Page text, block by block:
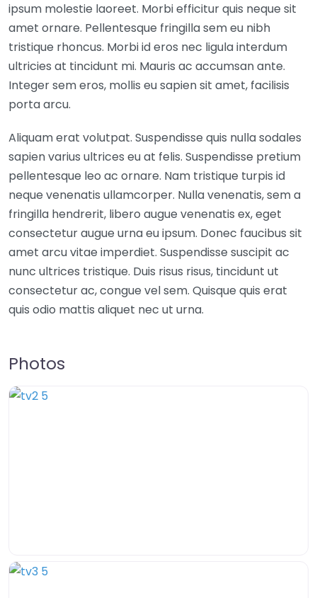
ipsum molestie laoreet. Morbi efficitur quis neque sit
amet ornare. Pellentesque fringilla sem eu nibh
tristique rhoncus. Morbi id eros nec ligula interdum
ultricies at tincidunt mi. Mauris ac accumsan ante.
Integer sem eros, mollis eu sapien sit amet, facilisis
porta arcu.
Aliquam erat volutpat. Suspendisse quis nulla sodales
sapien varius ultrices eu at felis. Suspendisse pretium
pellentesque leo ac ornare. Nam tristique turpis id
neque venenatis ullamcorper. Nulla venenatis, sem a
fringilla hendrerit, libero augue venenatis ex, eget
consectetur augue urna eu ipsum. Donec faucibus sit
amet arcu vitae imperdiet. Suspendisse suscipit ac
nunc ultrices tristique. Duis risus risus, tincidunt ut
consectetur ac, congue vel sem. Quisque quis erat
quis odio mattis aliquet nec ut urna.
Photos